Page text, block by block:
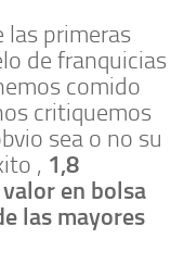
las primeras
de franquicias
comido
critiquemos
sea o no su
, 1,8
en bolsa
las mayores